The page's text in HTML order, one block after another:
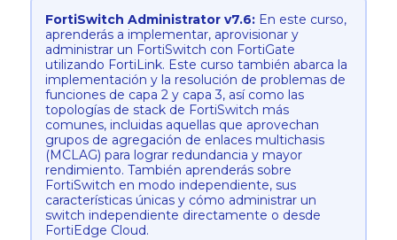
FortiSwitch Administrator v7.6: En este curso,
aprenderás a implementar, aprovisionar y
administrar un FortiSwitch con FortiGate
utilizando FortiLink. Este curso también abarca la
implementación y la resolución de problemas de
funciones de capa 2 y capa 3, así como las
topologías de stack de FortiSwitch más
comunes, incluidas aquellas que aprovechan
grupos de agregación de enlaces multichasis
(MCLAG) para lograr redundancia y mayor
rendimiento. También aprenderás sobre
FortiSwitch en modo independiente, sus
características únicas y cómo administrar un
switch independiente directamente o desde
FortiEdge Cloud.